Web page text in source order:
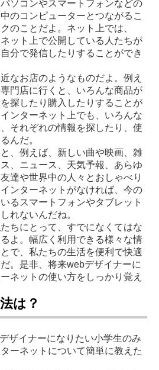
ソコンやスマートフォンなどの
のコンピューターとつながるこ
のことだよ。ネット上では、
ット上で公開している人たちが
分で発信したりすることができ
なお店のようなものだよ。例え
門店に行くと、いろんな商品が
探したり購入したりすることが
ンターネット上でも、いろんな
それぞれの情報を探したり、使
んだ。
、例えば、新しい曲や映画、雑
、ニュース、天気予報、あらゆ
達や世界中の人々とおしゃべり
ンターネットがなければ、今の
るスマートフォンやタブレット
れないんだね。
ちにとって、すでになくてはな
よ。幅広く利用できる様々な情
で、私たちの生活を便利で快適
。是非、将来webデザイナーに
ネットの使い方をしっかり覚え
は？
ザイナーになりたい小学生のみ
ーネットについて簡単に教えた